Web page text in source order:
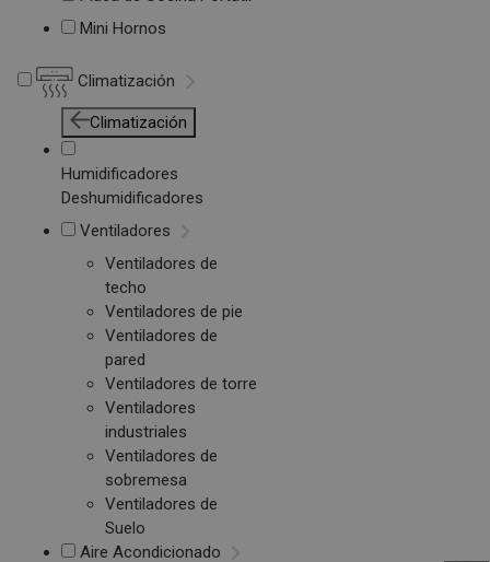
Mini Hornos
Climatización
Climatización
Humidificadores
Deshumidificadores
Ventiladores
Ventiladores de
techo
Ventiladores de pie
Ventiladores de
pared
Ventiladores de torre
Ventiladores
industriales
Ventiladores de
sobremesa
Ventiladores de
Suelo
Aire Acondicionado